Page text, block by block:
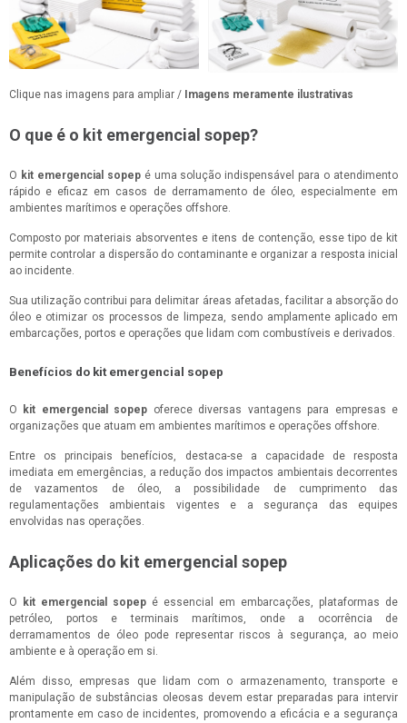
Clique nas imagens para ampliar / Imagens meramente ilustrativas
O que é o kit emergencial sopep?
O kit emergencial sopepé uma solução indispensável para o atendimento
rápido e eficaz em casos de derramamento de óleo, especialmente em
ambientes marítimos e operações offshore.
Composto por materiais absorventes e itens de contenção, esse tipo de kit
permite controlar a dispersão do contaminante e organizar a resposta inicial
ao incidente.
Sua utilização contribui para delimitar áreas afetadas, facilitar a absorção do
óleo e otimizar os processos de limpeza, sendo amplamente aplicado em
embarcações, portos e operações que lidam com combustíveis e derivados.
Benefícios do kit emergencial sopep
O kit emergencial sopep oferece diversas vantagens para empresas e
organizações que atuam em ambientes marítimos e operações offshore.
Entre os principais benefícios, destaca-se a capacidade de resposta
imediata em emergências, a redução dos impactos ambientais decorrentes
de vazamentos de óleo, a possibilidade de cumprimento das
regulamentações ambientais vigentes e a segurança das equipes
envolvidas nas operações.
Aplicações do kit emergencial sopep
O kit emergencial sopep é essencial em embarcações, plataformas de
petróleo, portos e terminais marítimos, onde a ocorrência de
derramamentos de óleo pode representar riscos à segurança, ao meio
ambiente e à operação em si.
Além disso, empresas que lidam com o armazenamento, transporte e
manipulação de substâncias oleosas devem estar preparadas para intervir
prontamente em caso de incidentes, promovendo a eficácia e a segurança